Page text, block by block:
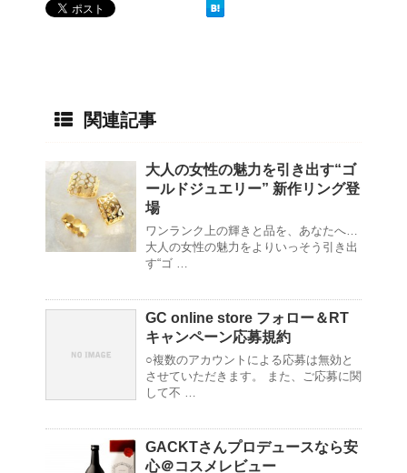
関連記事
大人の女性の魅力を引き出す“ゴ
ールドジュエリー” 新作リング登
場
ワンランク上の輝きと品を、あなたへ…
大人の女性の魅力をよりいっそう引き出
す“ゴ …
GC online store フォロー＆RT
キャンペーン応募規約
○複数のアカウントによる応募は無効と
させていただきます。 また、ご応募に関
して不 …
GACKTさんプロデュースなら安
心＠コスメレビュー